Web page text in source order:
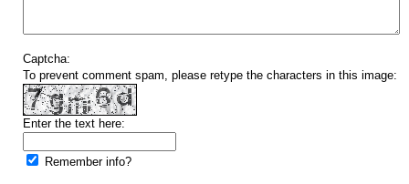
Captcha:
To prevent comment spam, please retype the characters in this image:
Enter the text here:
Remember info?